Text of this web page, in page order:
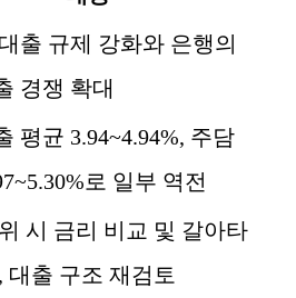
출 규제 강화와 은행의
경쟁 확대
평균 3.94~4.94%, 주담
로 일부 역전
시 금리 비교 및 갈아타
대출 구조 재검토